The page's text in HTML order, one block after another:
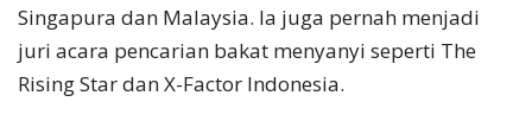
Singapura dan Malaysia. Ia juga pernah menjadi
juri acara pencarian bakat menyanyi seperti The
Rising Star dan X-Factor Indonesia.